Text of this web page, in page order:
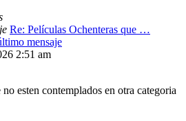
Re: Películas Ochenteras que …
mensaje
2:51 am
esten contemplados en otra categoria